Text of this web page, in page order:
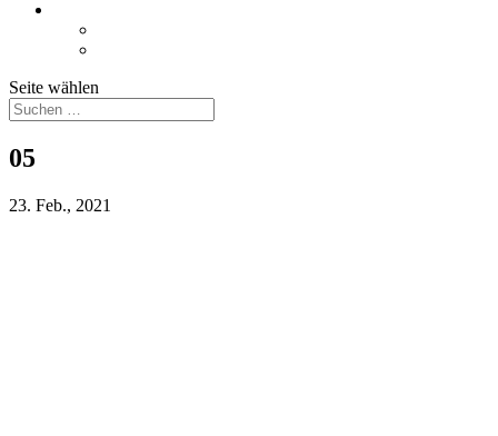
Seite wählen
05
23. Feb., 2021